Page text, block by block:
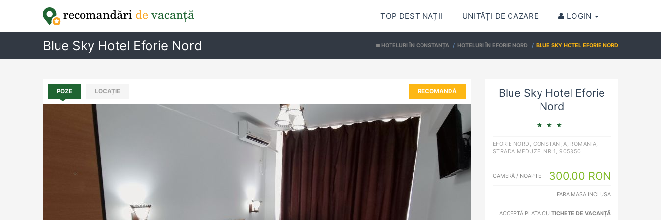
TOP DESTINAȚII UNITĂȚI DE CAZARE LOGIN
Blue Sky Hotel Eforie Nord HOTELURI ÎN CONSTANȚA HOTELURI ÎN EFORIE NORD BLUE SKY HOTEL EFORIE NORD
POZE LOCAȚIE RECOMANDĂ
Blue Sky Hotel Eforie
Nord
EFORIE NORD, CONSTANȚA, ROMANIA,
STRADA MEDUZEI NR 1, 905350
CAMERĂ / NOAPTE 300.00 RON
FĂRĂ MASĂ INCLUSĂ
ACCEPTĂ PLATA CU TICHETE DE VACANȚĂ